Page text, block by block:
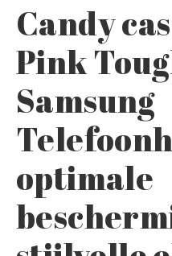
Candy
Pink
Samsung
optimale